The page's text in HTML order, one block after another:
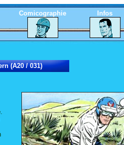
Comicographie Infos
(A20 / 031)